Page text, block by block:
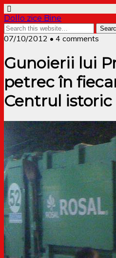
Dollo zice Bine
07/10/2012 • 4 comments
Gunoierii lui
petrec în
Centrul istoric